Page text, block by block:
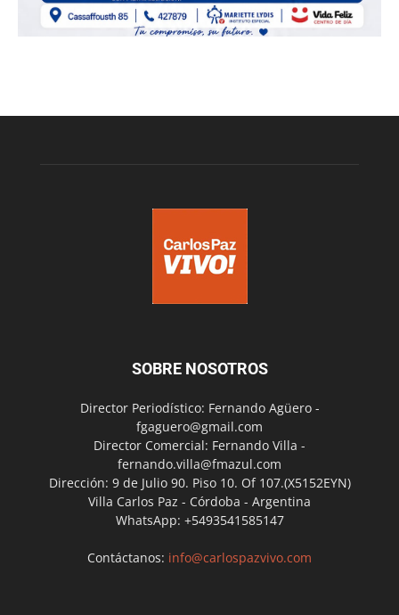
SOBRE NOSOTROS
Director Periodístico: Fernando Agüero -
fgaguero@gmail.com
Director Comercial: Fernando Villa -
fernando.villa@fmazul.com
Dirección: 9 de Julio 90. Piso 10. Of 107.(X5152EYN)
Villa Carlos Paz - Córdoba - Argentina
WhatsApp: +5493541585147
Contáctanos: info@carlospazvivo.com